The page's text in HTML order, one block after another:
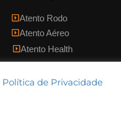
Atento Rodo
Atento Aéreo
Atento Health
Política de Privacidade